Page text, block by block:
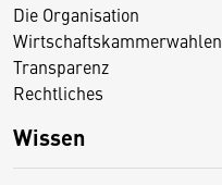
Die Organisation
Wirtschaftskammerwahlen
Transparenz
Rechtliches
Wissen